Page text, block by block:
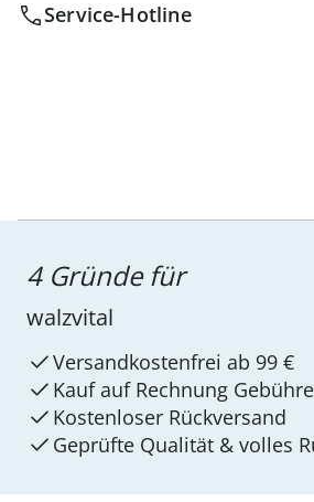
Service-Hotline
4 Gründe für
walzvital
Versandkostenfrei ab 99 €
Kauf auf Rechnung
Kostenloser Rückversand
Geprüfte Qualität & volles